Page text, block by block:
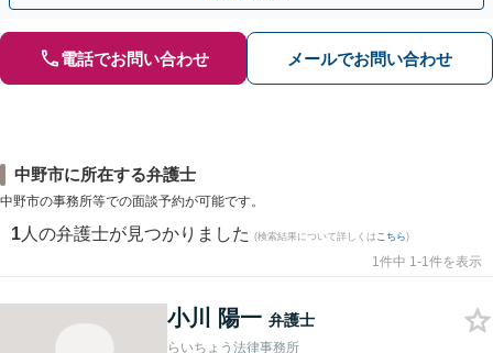
電話でお問い合わせ メールでお問い合わせ
中野市に所在する弁護士
中野市の事務所等での面談予約が可能です。
1 人の弁護士が見つかりました (検索結果について詳しくは こちら)
1件中 1-1件を表示
小川 陽一 弁護士
らいちょう法律事務所